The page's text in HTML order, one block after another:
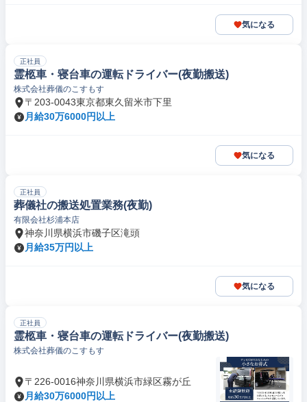
気になる
正社員
霊柩車・寝台車の運転ドライバー(夜勤搬送)
株式会社葬儀のこすもす
〒203-0043東京都東久留米市下里
月給30万6000円以上
気になる
正社員
葬儀社の搬送処置業務(夜勤)
有限会社杉浦本店
神奈川県横浜市磯子区滝頭
月給35万円以上
気になる
正社員
霊柩車・寝台車の運転ドライバー(夜勤搬送)
株式会社葬儀のこすもす
〒226-0016神奈川県横浜市緑区霧が丘
月給30万6000円以上